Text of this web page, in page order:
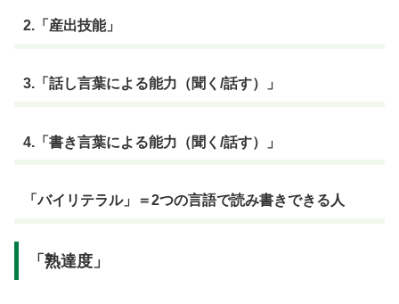
2.「産出技能」
3.「話し言葉による能力（聞く/話す）」
4.「書き言葉による能力（聞く/話す）」
「バイリテラル」＝2つの言語で読み書きできる人
「熟達度」